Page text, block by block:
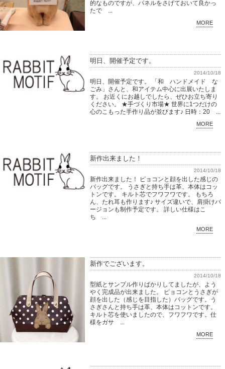
的なものですが、パネルをさげておいて良かっ
たで ...
MORE
明日、開催予定です。
2014/10/18
明日、開催予定です。 「和 ハンドメイド な
ごみ」さんと、和アイテム中心に出展いたしま
す。 お近くにお越しでしたら、ぜひお立ち寄り
ください。 ★手づくり市場★ 世界に1つだけの
心のこもった手作り品が並びます♪ 日時：20 ...
MORE
新作出来ました！
2014/10/18
新作出来ました！ ピョコンと顔を出した感じの
バッグです。 うさぎと持ち手は革、本体はコッ
トンです。 キルト芯でフワフワです。 もちろ
ん、たれ耳も作ります♪ サイズ違いで、肩掛けバ
ージョンも制作予定です。 詳しい仕様はこ
ち ...
MORE
新作でございます。
2014/10/18
型紙とサンプル作りばかりしてましたが、よう
やく完成品が出来ました。 ピョコンとうさぎが
顔を出した（感じを目指した）バッグです。う
さぎさんと持ち手は革、本体はコットンです。
キルト芯を使いましたので、フワフワです。仕
様をガサ ...
MORE